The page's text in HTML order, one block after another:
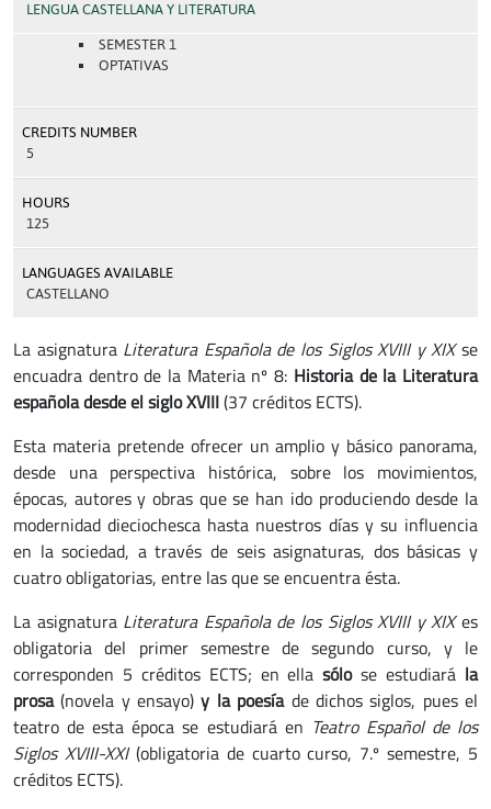
LENGUA CASTELLANA Y LITERATURA
SEMESTER 1
OPTATIVAS
CREDITS NUMBER
5
HOURS
125
LANGUAGES AVAILABLE
CASTELLANO
La asignatura Literatura Española de los Siglos XVIII y XIXse
encuadra dentro de la Materia nº 8: Historia de la Literatura
española desde el siglo XVIII(37 créditos ECTS).
Esta materia pretende ofrecer un amplio y básico panorama,
desde una perspectiva histórica, sobre los movimientos,
épocas, autores y obras que se han ido produciendo desde la
modernidad dieciochesca hasta nuestros días y su influencia
en la sociedad, a través de seis asignaturas, dos básicas y
cuatro obligatorias, entre las que se encuentra ésta.
La asignatura Literatura Española de los Siglos XVIII y XIXes
obligatoria del primer semestre de segundo curso, y le
corresponden 5 créditos ECTS; en ellasólose estudiará la
prosa(novela y ensayo)y la poesíade dichos siglos, pues el
teatro de esta época se estudiará en Teatro Español de los
Siglos XVIII-XXI (obligatoria de cuarto curso, 7.º semestre, 5
créditos ECTS).